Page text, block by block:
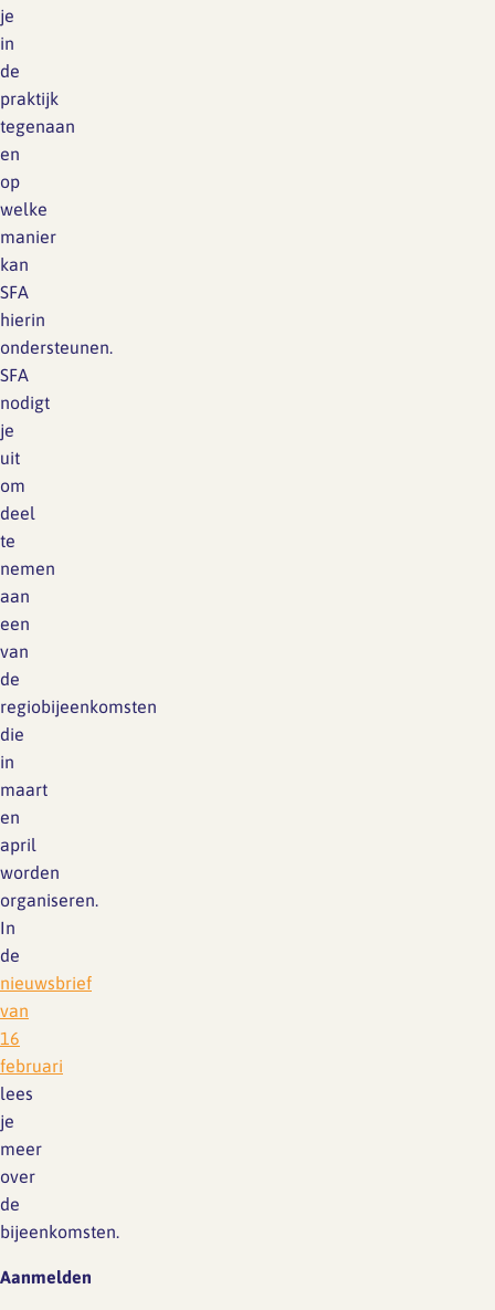
je
in
de
praktijk
tegenaan
en
op
welke
manier
kan
SFA
hierin
ondersteunen.
SFA
nodigt
je
uit
om
deel
te
nemen
aan
een
van
de
regiobijeenkomsten
die
in
maart
en
april
worden
organiseren.
In
de
nieuwsbrief
van
16
februari
lees
je
meer
over
de
bijeenkomsten.
Aanmelden